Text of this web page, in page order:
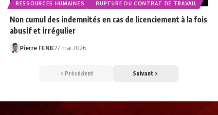
RESSOURCES HUMAINES RUPTURE DU CONTRAT DE TRAVAIL
Non cumul des indemnités en cas de licenciement à la fois
abusif et irrégulier
Pierre FENIE27 mai 2026
Précédent Suivant